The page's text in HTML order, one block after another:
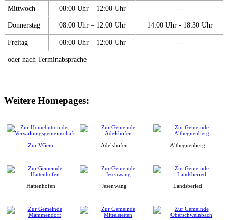
Mittwoch 08:00 Uhr – 12:00 Uhr ---
Donnerstag 08:00 Uhr – 12:00 Uhr 14:00 Uhr - 18:30 Uhr
Freitag 08:00 Uhr – 12:00 Uhr ---
oder nach Terminabsprache
Weitere Homepages:
Zur VGem Adelshofen Althegnenberg
Hattenhofen Jesenwang Landsberied